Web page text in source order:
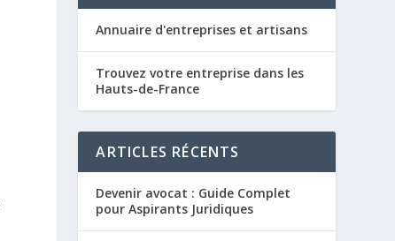
Annuaire d'entreprises et artisans
Trouvez votre entreprise dans les
Hauts-de-France
ARTICLES RÉCENTS
Devenir avocat : Guide Complet
pour Aspirants Juridiques